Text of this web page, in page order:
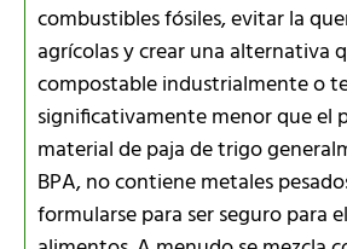
combustibles fósiles, evitar la
agrícolas y crear una alternativa
compostable industrialmente o
significativamente menor que el
material de paja de trigo
BPA, no contiene metales
formularse para ser seguro para